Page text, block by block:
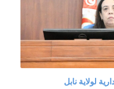
لولاية نابل